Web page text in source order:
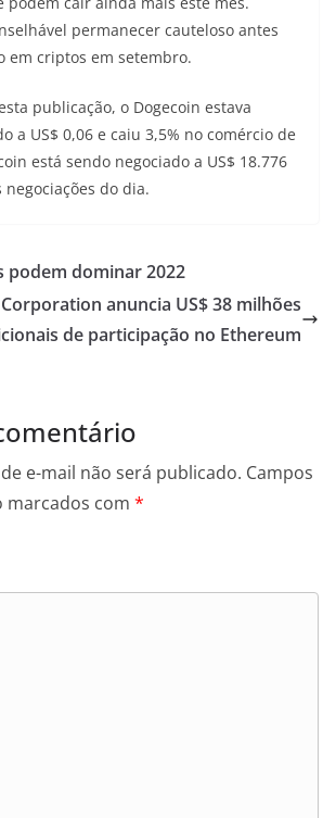
permanecer cauteloso antes
em criptos em setembro.
publicação, o Dogecoin estava
a US$ 0,06 e caiu 3,5% no comércio de
está sendo negociado a US$ 18.776
negociações do dia.
podem dominar 2022
anuncia US$ 38 milhões
de participação no Ethereum
e-mail não será publicado. Campos
com *